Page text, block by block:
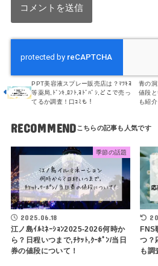
PPT美容液スプレー販売店は？ﾏﾂｷﾖ
等薬局,ﾄﾞﾝｷ,ﾛﾌﾄ,ﾖﾄﾞﾊﾞｼ,どこで売っ
てるか調査！口ｺﾐも！
青の
値段
も紹介
RECOMMEND
季節の話題
2025.06.18
江ノ島ｲﾙﾐﾈｰｼｮﾝ2025-2026何時か
ら？日程いつまで,ﾁｹｯﾄ,ｸｰﾎﾟﾝ/当日
券の値段について！
FNS
つ？
も調